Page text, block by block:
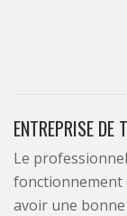
ENTREPRISE DE
Le
fonctionnement
avoir une